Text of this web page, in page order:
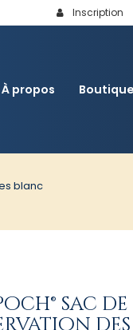
À propos
blanc
sac de
Inscription